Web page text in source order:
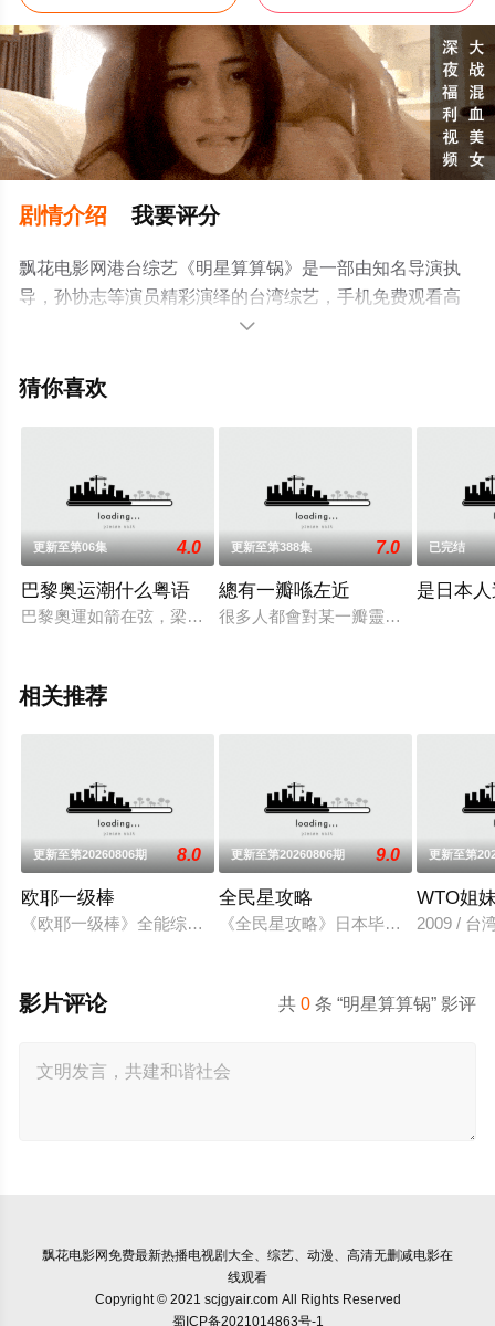
剧情介绍 我要评分
飘花电影网港台综艺《明星算算锅》是一部由知名导演执
导，孙协志等演员精彩演绎的台湾综艺，手机免费观看高
清未删减完整版综艺节目就上飘花影院，更多相关信息可

猜你喜欢
更新至第06集 4.0
巴黎奥运潮什么粤语
巴黎奧運如箭在弦，梁芷珮(Christy)搶先前赴法國巴黎與周邊
更新至第388集 7.0
總有一瓣喺左近
很多人都會對某一瓣靈異事件感到好
已完结
是日本
相关推荐
更新至第20260806期 8.0
欧耶一级棒
《欧耶一级棒》全能综艺王欧汉声(欧弟),笑点掌门人张立东,啦
更新至第20260806期 9.0
全民星攻略
《全民星攻略》日本毕业典礼向学
更新至第
WTO姐
2009 / 台
共0 条 “明星算算锅” 影评
影片评论
飘花电影网免费最新热播电视剧大全、综艺、动漫、高清无删减电影在
线观看
Copyright © 2021 scjgyair.com All Rights Reserved
蜀ICP备2021014863号-1